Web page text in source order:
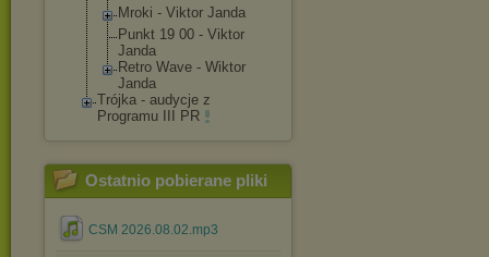
Mroki - Viktor Janda
Punkt 19 00 - Viktor
Janda
Retro Wave - Wiktor
Janda
Trójka - audycje z
Programu III PR
Ostatnio pobierane pliki
CSM 2026.08.02.mp3